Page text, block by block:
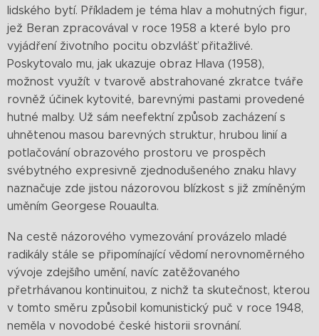
lidského bytí. Příkladem je téma hlav a mohutných figur,
jež Beran zpracovával v roce 1958 a které bylo pro
vyjádření životního pocitu obzvlášť přitažlivé.
Poskytovalo mu, jak ukazuje obraz Hlava (1958),
možnost využít v tvarově abstrahované zkratce tváře
rovněž účinek kytovité, barevnými pastami provedené
hutné malby. Už sám neefektní způsob zacházení s
uhnětenou masou barevných struktur, hrubou linií a
potlačování obrazového prostoru ve prospěch
svébytného expresivně zjednodušeného znaku hlavy
naznačuje zde jistou názorovou blízkost s již zmíněným
uměním Georgese Rouaulta.
Na cestě názorového vymezování provázelo mladé
radikály stále se připomínající vědomí nerovnoměrného
vývoje zdejšího umění, navíc zatěžovaného
přetrhávanou kontinuitou, z nichž ta skutečnost, kterou
v tomto směru způsobil komunistický puč v roce 1948,
neměla v novodobé české historii srovnání.